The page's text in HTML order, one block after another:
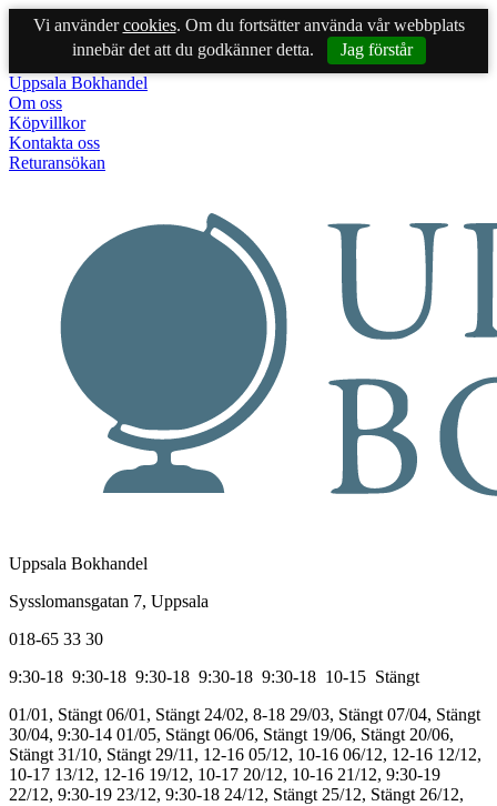
Vi användercookies. Om du fortsätter använda vår webbplats
innebär det att du godkänner detta.
Jag förstår
Uppsala Bokhandel
Om oss
Köpvillkor
Kontakta oss
Returansökan
Uppsala Bokhandel
Sysslomansgatan 7, Uppsala
018-65 33 30
9:30-18 9:30-18 9:30-18 9:30-18 9:30-18 10-15 Stängt
01/01, Stängt 06/01, Stängt 24/02, 8-18 29/03, Stängt 07/04, Stängt
30/04, 9:30-14 01/05, Stängt 06/06, Stängt 19/06, Stängt 20/06,
Stängt 31/10, Stängt 29/11, 12-16 05/12, 10-16 06/12, 12-16 12/12,
10-17 13/12, 12-16 19/12, 10-17 20/12, 10-16 21/12, 9:30-19
22/12, 9:30-19 23/12, 9:30-18 24/12, Stängt 25/12, Stängt 26/12,